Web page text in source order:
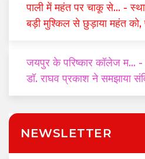
पाली में महंत पर चाकू से... -
बड़ी मुश्किल से छुड़ाया महंत को,
जयपुर के परिष्कार कॉलेज म... -
डॉ. राघव प्रकाश ने समझाया
यूसीसी का महत्व
NEWSLETTER